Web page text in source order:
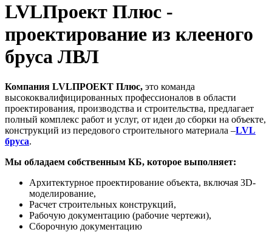
LVLПроект Плюс -
проектирование из клееного
бруса ЛВЛ
Компания LVLПРОЕКТ Плюс, это команда
высококвалифицированных профессионалов в области
проектирования, производства и строительства, предлагает
полный комплекс работ и услуг, от идеи до сборки на объекте,
конструкций из передового строительного материала –LVL
бруса.
Мы обладаем собственным КБ, которое выполняет:
Архитектурное проектирование объекта, включая 3D-
моделирование,
Расчет строительных конструкций,
Рабочую документацию (рабочие чертежи),
Сборочную документацию